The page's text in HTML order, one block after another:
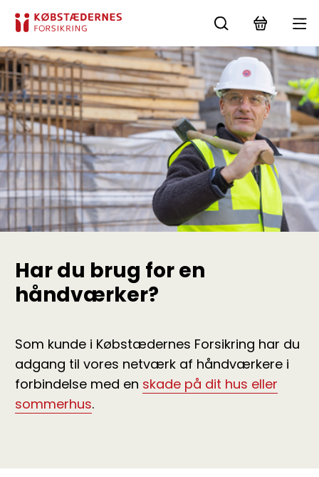
Har du brug for en
håndværker?
Som kunde i Købstædernes Forsikring har du
adgang til vores netværk af håndværkere i
forbindelse med en skade på dit hus eller
sommerhus.